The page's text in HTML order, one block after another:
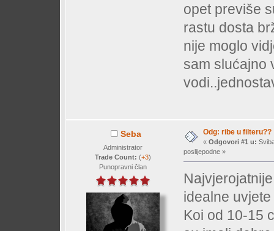
opet previše
rastu dosta
nije moglo
sam slućajno
Seba
Administrator
Trade Count: (+3)
Punopravni član
Odg: ribe u filteru??
« Odgovori #1 u:
poslijepodne »
idealne
Koi od 10-15